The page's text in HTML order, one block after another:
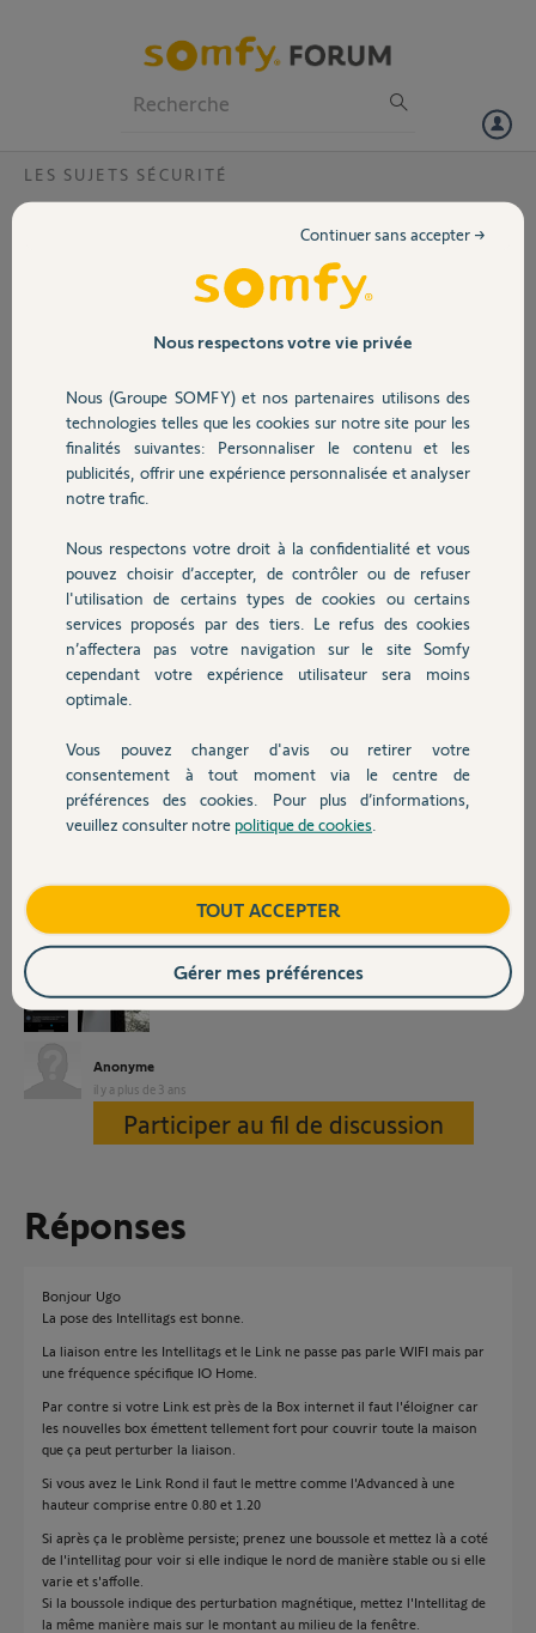
Volet
Sécurité
Domotique
Chauffage
Autres produits
Devis avec un pro
Contact
LES SUJETS SÉCURITÉ
Intellitag perte connection sur fenêtre
Bonjour,
Je viens de déménager dans une nouvelle
maison et j'ai pris mon alarme avec moi.
Dans cette nouvelle maison, j'ai des fenêtres
coulissantes et chaque jours, j'ai des pertes de
connection sur certain seulement sur ces
fenêtres coulissantes (les autres en battants
Le link est au plus près de ceux là et j'ai juste à
enlever la pile et la remettre pour que les
intellitag se reconnectent.
Concernant les perturbations, je n'ai pratiquement aucune maison
autour donc ce n'est pas le wifi externe, et la nuit lorsque la perte se
produit, il n'y a pas une grande activité radio autour.
cela pourrait il jouer ? Ce qui me semble bizarre c'est que la liaison est
excellente quand je remets les piles. Autre possibilité, j'ai des vieux
modèles avec le logo myfox défectueux ?
Merci pour votre aide car je suis perdu et au prix de l'alarme et des
Ugo
Anonyme
il y a plus de 3 ans
Participer au fil de discussion
Réponses
Bonjour Ugo
La pose des Intellitags est bonne.
La liaison entre les Intellitags et le Link ne passe pas parle WIFI mais par
une fréquence spécifique IO Home.
Par contre si votre Link est près de la Box internet il faut l'éloigner car
les nouvelles box émettent tellement fort pour couvrir toute la maison
que ça peut perturber la liaison.
Si vous avez le Link Rond il faut le mettre comme l'Advanced à une
hauteur comprise entre 0.80 et 1.20
Si après ça le problème persiste; prenez une boussole et mettez là a coté
de l'intellitag pour voir si elle indique le nord de manière stable ou si elle
varie et s'affolle.
Si la boussole indique des perturbation magnétique, mettez l'Intellitag de
la même manière mais sur le montant au milieu de la fenêtre.
Nous respectons votre vie privée
Nous (Groupe SOMFY) et nos partenaires utilisons des
technologies telles que les cookies sur notre site pour les
finalités suivantes: Personnaliser le contenu et les
publicités, offrir une expérience personnalisée et analyser
notre trafic.
Nous respectons votre droit à la confidentialité et vous
pouvez choisir d’accepter, de contrôler ou de refuser
l'utilisation de certains types de cookies ou certains
services proposés par des tiers. Le refus des cookies
n’affectera pas votre navigation sur le site Somfy
cependant votre expérience utilisateur sera moins
optimale.
Vous pouvez changer d'avis ou retirer votre
consentement à tout moment via le centre de
préférences des cookies. Pour plus d’informations,
veuillez consulter notre politique de cookies
Continuer sans accepter →
TOUT ACCEPTER
Gérer mes préférences